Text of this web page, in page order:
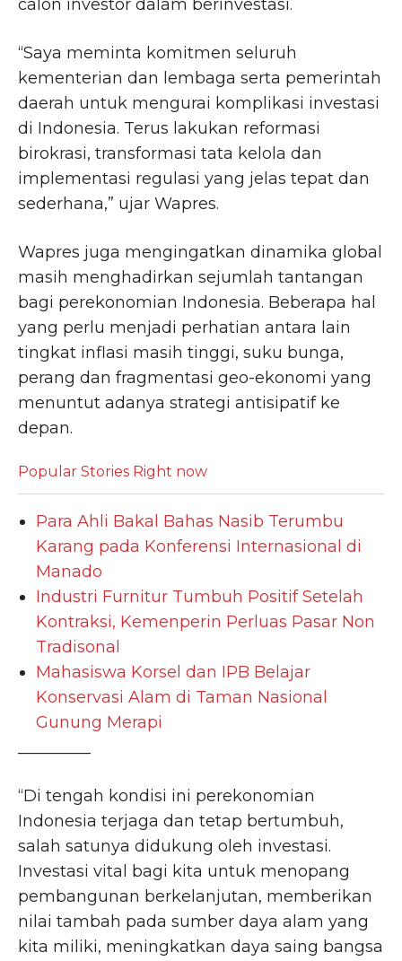
calon investor dalam berinvestasi.
“Saya meminta komitmen seluruh
kementerian dan lembaga serta pemerintah
daerah untuk mengurai komplikasi investasi
di Indonesia. Terus lakukan reformasi
birokrasi, transformasi tata kelola dan
implementasi regulasi yang jelas tepat dan
sederhana,” ujar Wapres.
Wapres juga mengingatkan dinamika global
masih menghadirkan sejumlah tantangan
bagi perekonomian Indonesia. Beberapa hal
yang perlu menjadi perhatian antara lain
tingkat inflasi masih tinggi, suku bunga,
perang dan fragmentasi geo-ekonomi yang
menuntut adanya strategi antisipatif ke
depan.
Popular Stories Right now
Para Ahli Bakal Bahas Nasib Terumbu
Karang pada Konferensi Internasional di
Manado
Industri Furnitur Tumbuh Positif Setelah
Kontraksi, Kemenperin Perluas Pasar Non
Tradisonal
Mahasiswa Korsel dan IPB Belajar
Konservasi Alam di Taman Nasional
Gunung Merapi
“Di tengah kondisi ini perekonomian
Indonesia terjaga dan tetap bertumbuh,
salah satunya didukung oleh investasi.
Investasi vital bagi kita untuk menopang
pembangunan berkelanjutan, memberikan
nilai tambah pada sumber daya alam yang
kita miliki, meningkatkan daya saing bangsa